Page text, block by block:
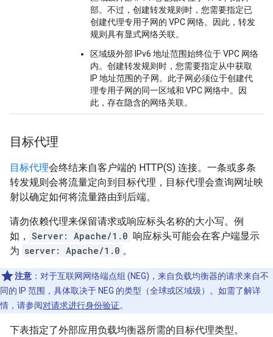
部。不过，创建转发规则时，您需要指定已
创建代理专用子网的 VPC 网络。因此，转发
规则具有显式网络关联。
区域级外部 IPv6 地址范围始终位于 VPC 网络
内。创建转发规则时，您需要指定从中获取
IP 地址范围的子网。此子网必须位于创建代
理专用子网的同一区域和 VPC 网络中。因
此，存在隐含的网络关联。
目标代理
目标代理会终结来自客户端的 HTTP(S) 连接。一条或多条
转发规则会将流量定向到目标代理，目标代理会查询网址映
射以确定如何将流量路由到后端。
请勿依赖代理来保留请求或响应标头名称的大小写。例
如， Server: Apache/1.0 响应标头可能会在客户端显示
为 server: Apache/1.0 。
注意 ：对于互联网网络端点组 (NEG)，来自负载均衡器的请求来自不
同的 IP 范围，具体取决于 NEG 的类型（全球或区域级）。如需了解详
情，请参阅对请求进行身份验证。
下表指定了外部应用负载均衡器所需的目标代理类型。